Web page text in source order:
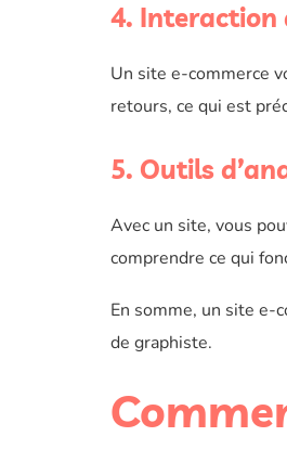
4. Interaction
Un site e-commerce
retours, ce qui est
5. Outils
Avec un site, vous
comprendre ce qui
En somme, un site e-
de graphiste.